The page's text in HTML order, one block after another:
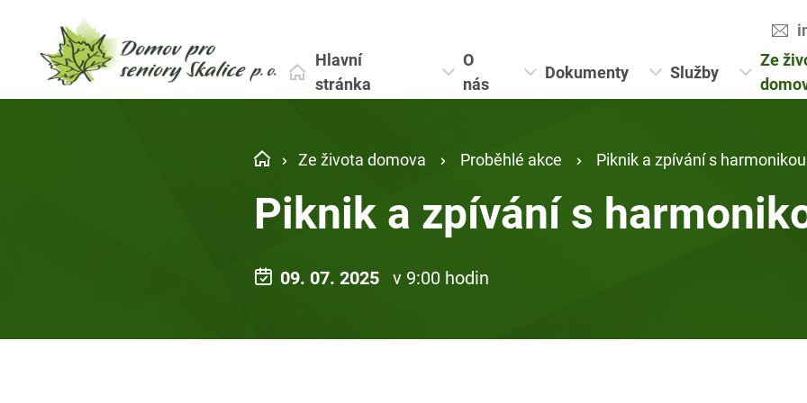
Hlavní
stránka
O
nás
Dokumenty Služby
Ze
Ze života domova Proběhlé akce Piknik a zpívání s harmonikou
Piknik a zpívání s
09. 07. 2025 v 9:00 hodin